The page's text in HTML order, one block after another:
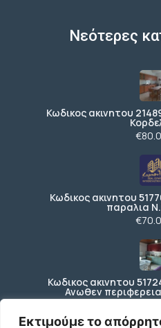
Εκτιμούμε το
Νεότερες
Κωδικος ακινητου
Κωδικος ακινητου
παραλια
Κωδικος ακινητου
Ανωθεν